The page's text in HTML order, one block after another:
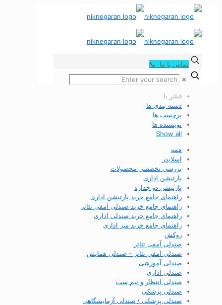
تماس با ما 📞
✕
فیلتر با
دسته بندی ها
برچسب ها
نویسنده ها
Show all
همه
اسلایدر
بررسی تخصصی محصولات
پارتیشن اداری
پارتیشن دو جداره
راهنمای جامع خرید پارتیشن اداری
راهنمای جامع خرید صندلی آمفی تئاتر
راهنمای جامع خرید صندلی اداری
راهنمای جامع خرید میز اداری
روکش
صندلی آمفی تئاتر
صندلی آمفی تئاتر - صندلی همایش
صندلی آموزشی
صندلی اداری
صندلی انتظار و نیم ست
صندلی پزشکی
صندلی پزشکی / صندلی آزمایشگاهی